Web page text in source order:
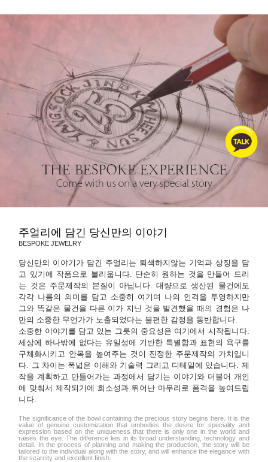
주얼리에 담긴 당신만의 이야기
BESPOKE JEWELRY
당신만의 이야기가 담긴 주얼리는 퇴색하지않는 기억과 상징을 담
고 있기에 작품으로 불리웁니다. 단순히 원하는 것을 만들어 드리
는 것은 주문제작의 본질이 아닙니다. 대량으로 생산된 물건에도
각각 나름의 의미를 담고 소중히 여기며 나의 인격을 투영하지만
그와 똑같은 물건을 다른 이가 지닌 것을 발견했을 때의 경험은 나
만의 소중한 무언가가 노출되었다는 불편한 감정을 동반합니다.
소중한 이야기를 담고 있는 그릇의 중요성은 여기에서 시작됩니다.
세상에 하나밖에 없다는 유일성에 기반한 특별함과 표현의 욕구를
구체화시키고 안목을 높여주는 것이 진정한 주문제작의 가치입니
다. 그 차이는 폭넓은 이해와 기술력 그리고 디테일에 있습니다. 제
작을 계획하고 만들어가는 과정에서 담기는 이야기와 더불어 개인
에 맞춰서 제작되기에 희소성과 뛰어난 마무리로 품격을 높여드립
니다.
The significance of the bowl containing the precious story begins here. It is the
value of genuine customization that embodies the desire for speciality and
expression based on the uniqueness that there is only one in the world and
raises the eye. The difference lies in its broad understanding, technology and
detail. In the process of planning and making the production, the story will be
tailored to the individual along with the story, and will enhance the elegance with
the scarcity and excellent finish.